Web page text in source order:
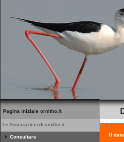
Pagina iniziale ornitho.it
Le Associazioni di ornitho.it
Consultare Il